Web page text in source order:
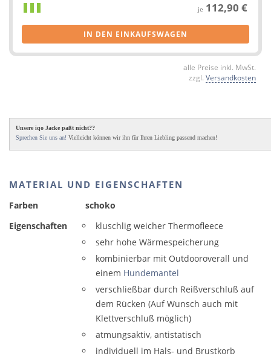
je 112,90 €
IN DEN EINKAUFSWAGEN
alle Preise inkl. MwSt.
zzgl. Versandkosten
Unsere iqo Jacke paßt nicht??
Sprechen Sie uns an! Vielleicht können wir ihn für Ihren Liebling passend machen!
MATERIAL UND EIGENSCHAFTEN
Farben
schoko
Eigenschaften
kluschlig weicher Thermofleece
sehr hohe Wärmespeicherung
kombinierbar mit Outdooroverall und
einem Hundemantel
verschließbar durch Reißverschluß auf
dem Rücken (Auf Wunsch auch mit
Klettverschluß möglich)
atmungsaktiv, antistatisch
individuell im Hals- und Brustkorb